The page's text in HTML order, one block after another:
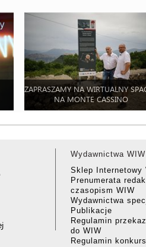
ZAPRASZAMY NA WIRTUALNY
NA MONTE CASSINO
Wydawnictwa WIW
Sklep Internetowy
Prenumerata
czasopism WIW
Wydawnictwa
Publikacje
Regulamin
do WIW
Regulamin